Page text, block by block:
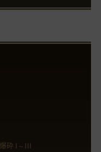
砕 I～III